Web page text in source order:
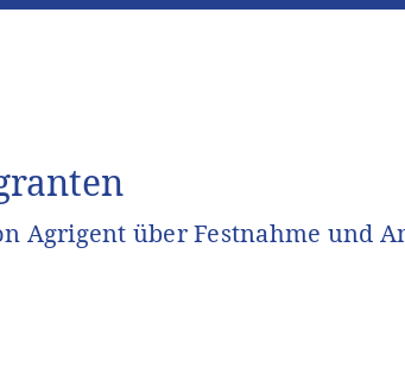
Agrigent über Festnahme und